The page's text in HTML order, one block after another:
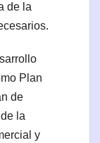
de la
Plan
de
la
y